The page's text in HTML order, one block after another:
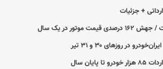
+ جزئیات
در یک سال
سال